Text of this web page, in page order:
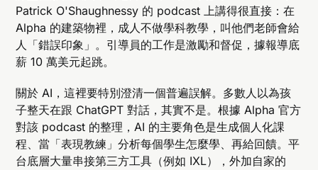
Patrick O'Shaughnessy 的 podcast 上講得很直接：在
Alpha 的建築物裡，成人不做學科教學，叫他們老師會給
人「錯誤印象」。引導員的工作是激勵和督促，據報導底
薪 10 萬美元起跳。
關於 AI，這裡要特別澄清一個普遍誤解。多數人以為孩
子整天在跟 ChatGPT 對話，其實不是。根據 Alpha 官方
對該 podcast 的整理，AI 的主要角色是生成個人化課
程、當「表現教練」分析每個學生怎麼學、再給回饋。平
台底層大量串接第三方工具（例如 IXL），外加自家的